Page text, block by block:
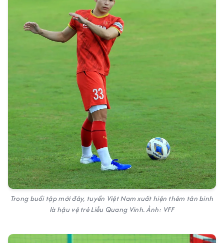
Trong buổi tập mới đây, tuyển Việt Nam xuất hiện thêm tân binh
là hậu vệ trẻ Liễu Quang Vinh. Ảnh: VFF